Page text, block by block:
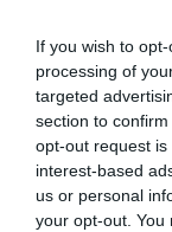
If you wish to
processing of
targeted
section to
opt-out request
interest-based
us or personal
your opt-out. You